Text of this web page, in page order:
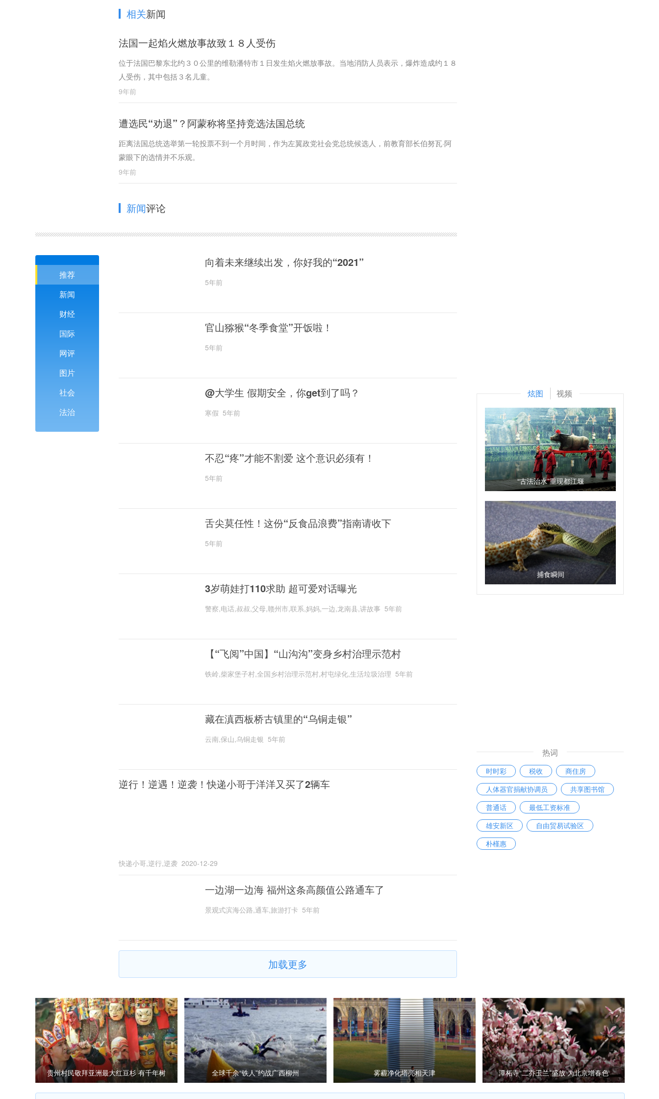
相关新闻
法国一起焰火燃放事故致１８人受伤
位于法国巴黎东北约３０公里的维勒潘特市１日发生焰火燃放事故。当地消防人员表示，爆炸造成约１８
人受伤，其中包括３名儿童。
9年前
遭选民“劝退”？阿蒙称将坚持竞选法国总统
距离法国总统选举第一轮投票不到一个月时间，作为左翼政党社会党总统候选人，前教育部长伯努瓦·阿
蒙眼下的选情并不乐观。
9年前
新闻评论
推荐
新闻
财经
国际
网评
图片
社会
法治
向着未来继续出发，你好我的“2021”
5年前
官山猕猴“冬季食堂”开饭啦！
5年前
@大学生 假期安全，你get到了吗？
寒假 5年前
不忍“疼”才能不割爱 这个意识必须有！
5年前
舌尖莫任性！这份“反食品浪费”指南请收下
5年前
3岁萌娃打110求助 超可爱对话曝光
警察,电话,叔叔,父母,赣州市,联系,妈妈,一边,龙南县,讲故事 5年前
【“飞阅”中国】“山沟沟”变身乡村治理示范村
铁岭,柴家堡子村,全国乡村治理示范村,村屯绿化,生活垃圾治理 5年前
藏在滇西板桥古镇里的“乌铜走银”
云南,保山,乌铜走银 5年前
逆行！逆遇！逆袭！快递小哥于洋洋又买了2辆车
快递小哥,逆行,逆袭 2020-12-29
一边湖一边海 福州这条高颜值公路通车了
景观式滨海公路,通车,旅游打卡 5年前
加载更多
炫图 视频
“古法治水”重现都江堰
捕食瞬间
热词
时时彩 税收
商住房
人体器官捐献协调员
共享图书馆
普通话
最低工资标准
雄安新区
自由贸易试验区
朴槿惠
贵州村民敬拜亚洲最大红豆杉 有千年树
全球千余“铁人”约战广西柳州 雾霾净化塔亮相天津 潭柘寺“二乔玉兰”盛放 为北京增春色